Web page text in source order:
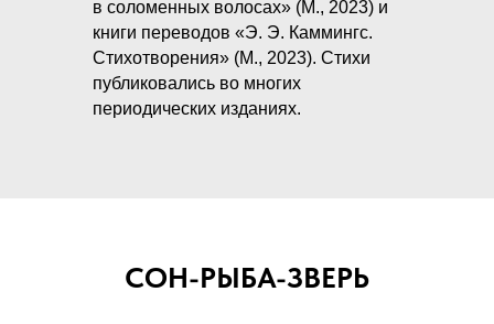
в соломенных волосах» (М., 2023) и
книги переводов «Э. Э. Каммингс.
Стихотворения» (М., 2023). Стихи
публиковались во многих
периодических изданиях.
СОН-РЫБА-ЗВЕРЬ